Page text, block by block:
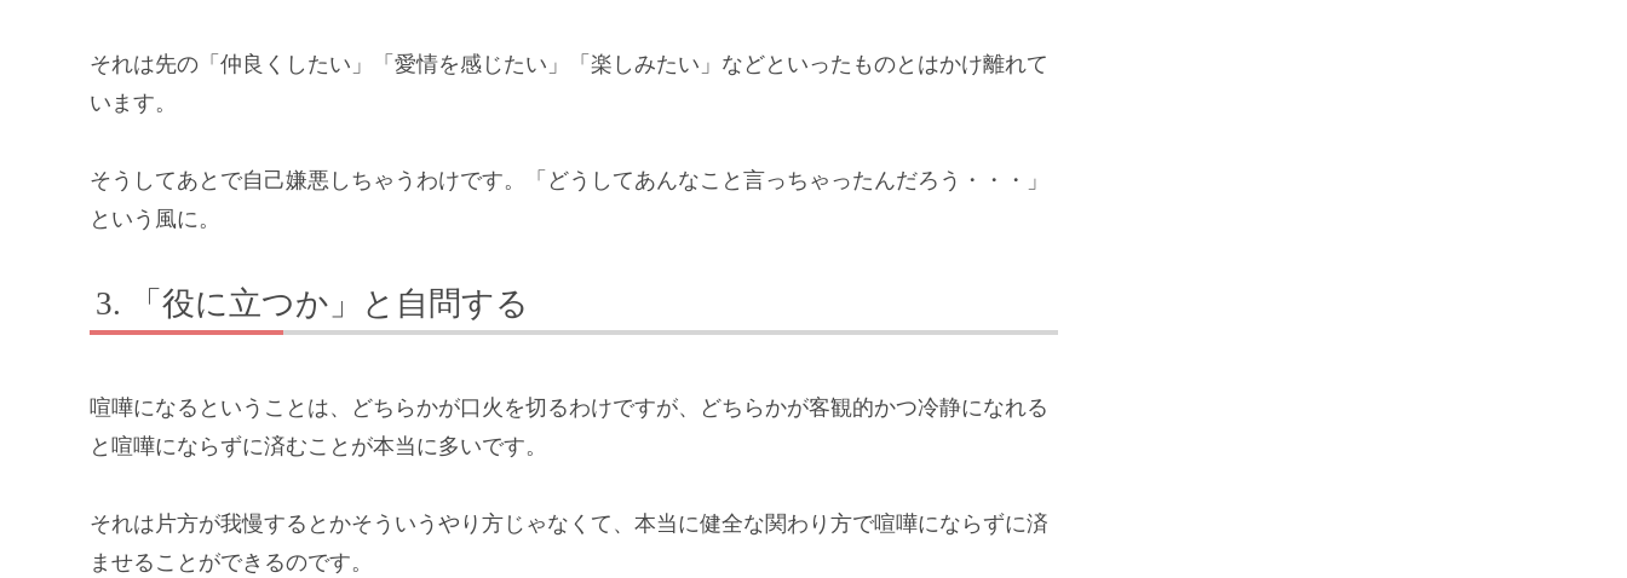
それは先の「仲良くしたい」「愛情を感じたい」「楽しみたい」などといったものとはかけ離れて
います。
そうしてあとで自己嫌悪しちゃうわけです。「どうしてあんなこと言っちゃったんだろう・・・」
という風に。
「役に立つか」と自問する
喧嘩になるということは、どちらかが口火を切るわけですが、どちらかが客観的かつ冷静になれる
と喧嘩にならずに済むことが本当に多いです。
それは片方が我慢するとかそういうやり方じゃなくて、本当に健全な関わり方で喧嘩にならずに済
ませることができるのです。